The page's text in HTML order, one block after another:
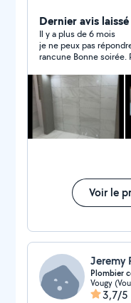
même en location
Dernier avis
Il y a plus de 6 mois
je ne peux pas
rancune Bonne
Voir le
Jeremy
Plombier
Vougy
3,7/5